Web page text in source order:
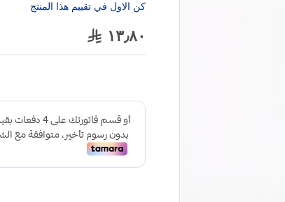
كن الاول في تقييم هذا المنتج
١٣٫٨٠